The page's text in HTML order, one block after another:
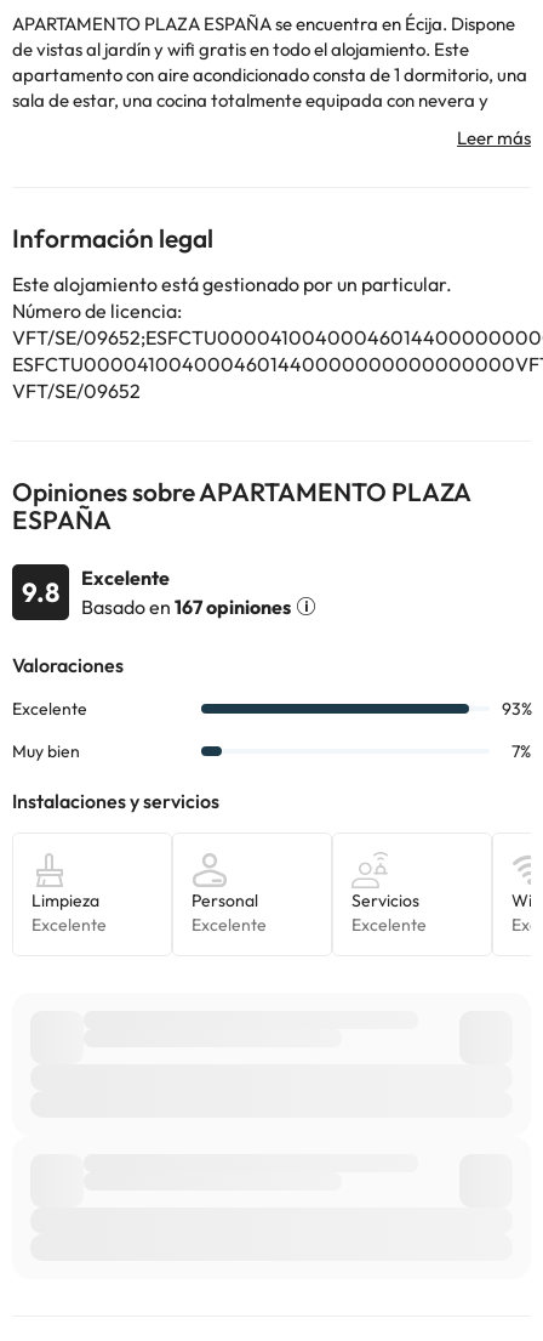
APARTAMENTO PLAZA ESPAÑA se encuentra en Écija. Dispone
de vistas al jardín y wifi gratis en todo el alojamiento. Este
apartamento con aire acondicionado consta de 1 dormitorio, una
sala de estar, una cocina totalmente equipada con nevera y
cafetera, y 1 baño con bidet y ducha. Hay toallas y ropa de cama
En este alojamiento no se pueden celebrar despedidas de soltero
o soltera ni fiestas similares. Gestionado por un particular
Algunos de los servicios detallados pueden ser de pago. Puedes
consultar sus tarifas directamente en el establecimiento. Toda la
información de esta ficha está sujeta a cambios por parte del
alojamiento. Si tienes dudas, contáctanos.
Información legal
Este alojamiento está gestionado por un particular.
Número de licencia:
VFT/SE/
VFT/SE/09652
Opiniones sobre APARTAMENTO PLAZA
ESPAÑA
9.8
Excelente
Basado en 167 opiniones